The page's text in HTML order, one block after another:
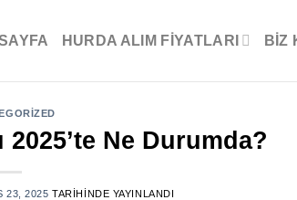
HURDA ALIM FİYATLARI BIZ
Ne Durumda?
23, 2025 TARIHINDE YAYINLANDI